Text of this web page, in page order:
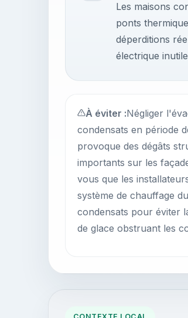
Les maisons
ponts
déperditions
électrique
À éviter :Négliger
condensats en période
provoque des dégâts
importants sur les
vous que les
système de chauffage
condensats pour éviter
de glace obstruant les